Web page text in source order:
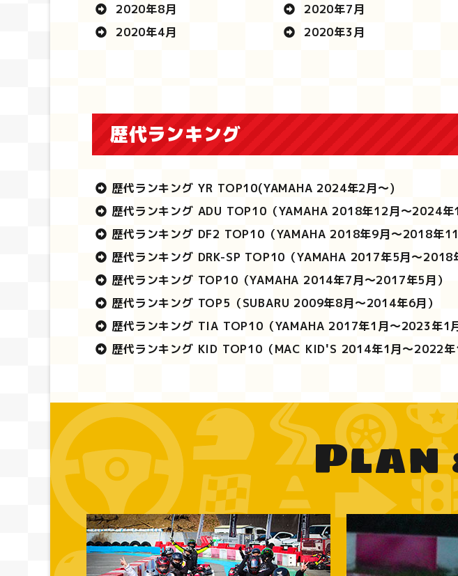
2020年8月
2020年7月
2020年4月
2020年3月
歴代ランキング
歴代ランキング YR TOP10(YAMAHA 2024年2月～)
歴代ランキング ADU TOP10 （YAMAHA 2018年12月～2024年1
歴代ランキング DF2 TOP10 （YAMAHA 2018年9月～2018年11
歴代ランキング DRK-SP TOP10 （YAMAHA 2017年5月～2018
歴代ランキング TOP10 （YAMAHA 2014年7月～2017年5月）
歴代ランキング TOP5 （SUBARU 2009年8月～2014年6月）
歴代ランキング TIA TOP10 （YAMAHA 2017年1月～2023年1
歴代ランキング KID TOP10 （MAC KID'S 2014年1月～2022年
Plan